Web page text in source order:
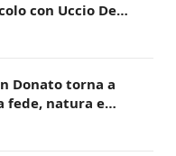
con Uccio De
Donato torna a
fede, natura e